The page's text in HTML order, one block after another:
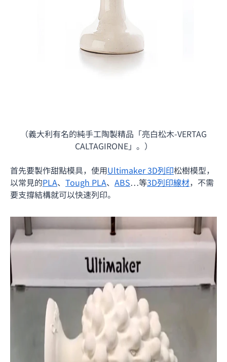
（義大利有名的純手工陶製精品「亮白松木-VERTAG
CALTAGIRONE」。）
首先要製作甜點模具，使用Ultimaker 3D列印松樹模型，
以常見的PLA、 Tough PLA、 ABS…等3D列印線材，不需
要支撐結構就可以快速列印。